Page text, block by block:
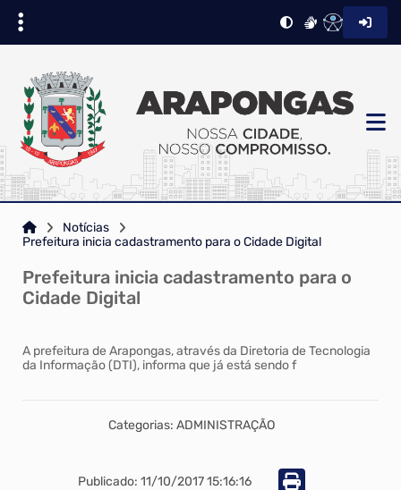
Notícias
Prefeitura inicia cadastramento para o Cidade Digital
Prefeitura inicia cadastramento para o
Cidade Digital
A prefeitura de Arapongas, através da Diretoria de Tecnologia
da Informação (DTI), informa que já está sendo f
Categorias: ADMINISTRAÇÃO
Publicado: 11/10/2017 15:16:16